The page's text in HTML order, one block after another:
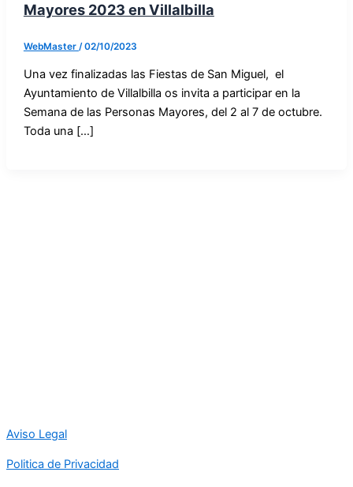
Mayores 2023 en Villalbilla
WebMaster /02/10/2023
Una vez finalizadas las Fiestas de San Miguel, el
Ayuntamiento de Villalbilla os invita a participar en la
Semana de las Personas Mayores, del 2 al 7 de octubre.
Toda una […]
Aviso Legal
Politica de Privacidad